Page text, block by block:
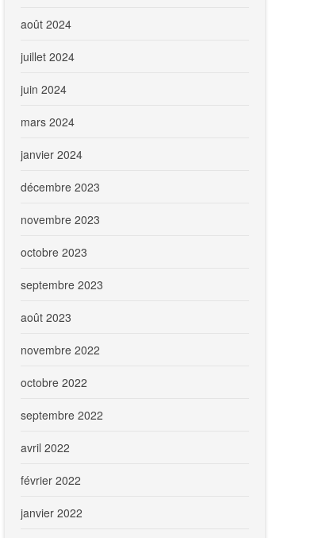
août 2024
juillet 2024
juin 2024
mars 2024
janvier 2024
décembre 2023
novembre 2023
octobre 2023
septembre 2023
août 2023
novembre 2022
octobre 2022
septembre 2022
avril 2022
février 2022
janvier 2022